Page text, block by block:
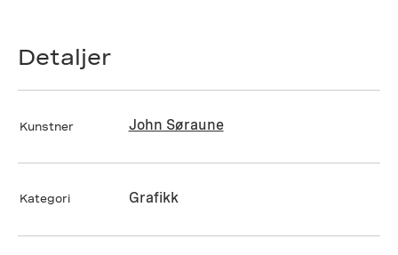
Detaljer
Kunstner John Søraune
Kategori Grafikk